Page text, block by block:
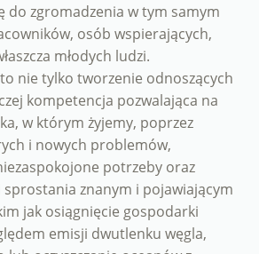
do zgromadzenia w tym samym
osób wspierających,
młodych ludzi.
nie tylko tworzenie odnoszących
kompetencja pozwalająca na
w którym żyjemy, poprzez
i nowych problemów,
potrzeby oraz
znanym i pojawiającym
jak osiągnięcie gospodarki
emisji dwutlenku węgla,